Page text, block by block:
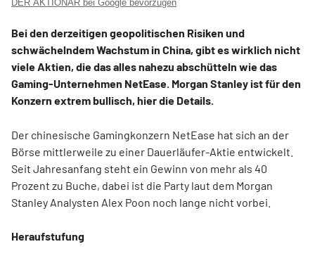
DER AKTIONÄR bei Google bevorzugen
Bei den derzeitigen geopolitischen Risiken und
schwächelndem Wachstum in China, gibt es wirklich nicht
viele Aktien, die das alles nahezu abschütteln wie das
Gaming-Unternehmen NetEase. Morgan Stanley ist für den
Konzern extrem bullisch, hier die Details.
Der chinesische Gamingkonzern NetEase hat sich an der
Börse mittlerweile zu einer Dauerläufer-Aktie entwickelt.
Seit Jahresanfang steht ein Gewinn von mehr als 40
Prozent zu Buche, dabei ist die Party laut dem Morgan
Stanley Analysten Alex Poon noch lange nicht vorbei.
Heraufstufung